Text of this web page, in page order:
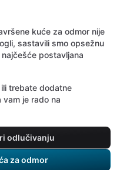
kuće za odmor nije
sastavili smo opsežnu
postavljana
trebate dodatne
je rado na
odlučivanju
za odmor